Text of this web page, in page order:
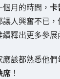
月的時間， 卡
人興奮不已
釋出更多參展
該都熟悉他
席！